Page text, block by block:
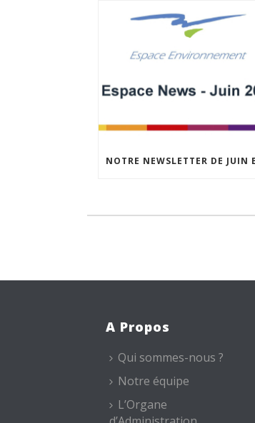
A Propos
Qui sommes-nous ?
Notre équipe
L’Organe